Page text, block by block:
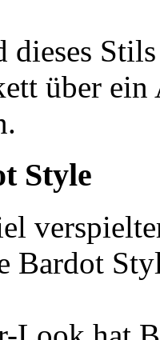
über ein
Style
Bardot